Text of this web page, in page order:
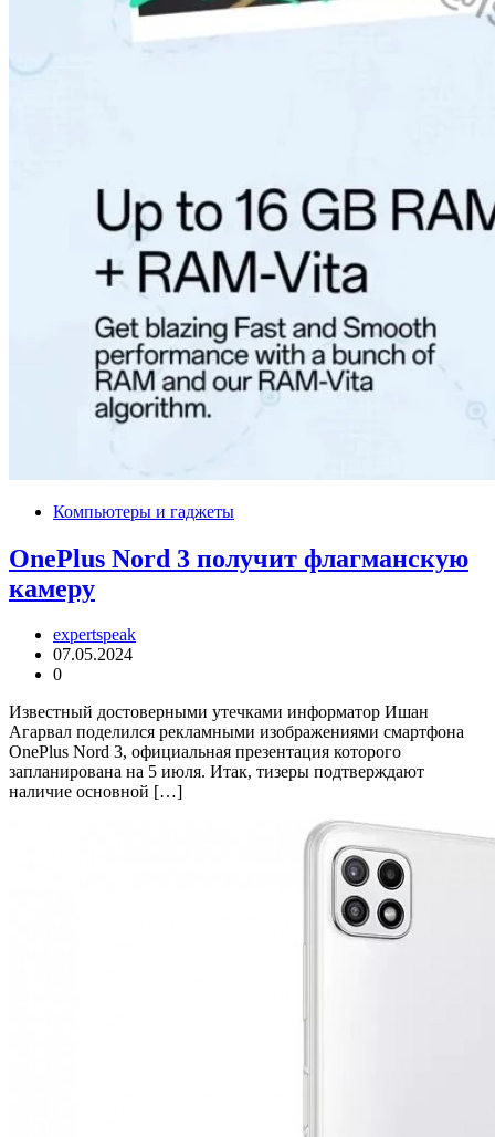
Компьютеры и гаджеты
OnePlus Nord 3 получит флагманскую
камеру
expertspeak
07.05.2024
0
Известный достоверными утечками информатор Ишан
Агарвал поделился рекламными изображениями смартфона
OnePlus Nord 3, официальная презентация которого
запланирована на 5 июля. Итак, тизеры подтверждают
наличие основной […]